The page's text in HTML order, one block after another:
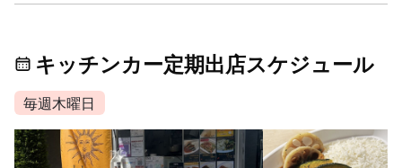
キッチンカー定期出店スケジュール
毎週木曜日